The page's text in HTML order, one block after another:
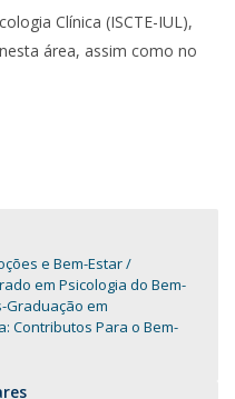
Clínica (ISCTE-IUL),
área, assim como no
e Bem-Estar
em Psicologia do Bem-
Graduação em
Contributos Para o Bem-